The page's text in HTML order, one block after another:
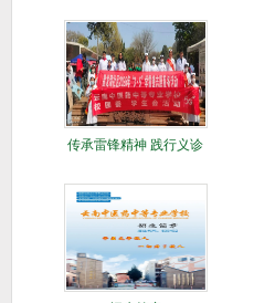
传承雷锋精神 践行义诊